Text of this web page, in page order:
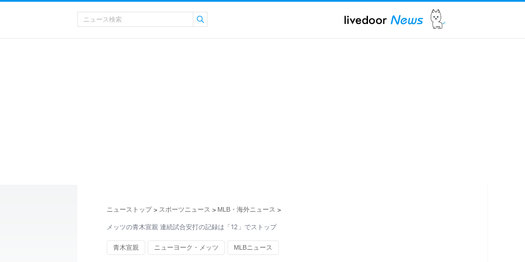
ニューストップ > スポーツニュース > MLB・海外ニュース >
メッツの青木宣親 連続試合安打の記録は「12」でストップ
青木宣親 ニューヨーク・メッツ MLBニュース